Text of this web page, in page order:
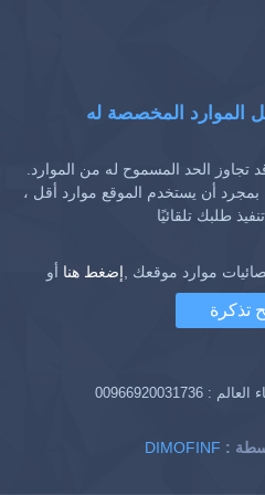
الموارد المخصصة له
تجاوز الحد المسموح له من الموارد.
أن يستخدم الموقع موارد أقل ،
طلبك تلقائيًا
موارد موقعك ,إضغط هنا أو
تذكرة
العالم : 00966920031736
DIMOFINF